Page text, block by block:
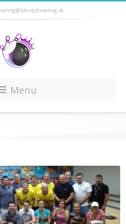
Menu
18.kolo – 3.Liga